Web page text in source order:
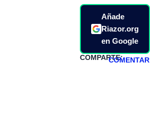
Añade
Riazor.org
en Google
COMPARTE:COMENTAR